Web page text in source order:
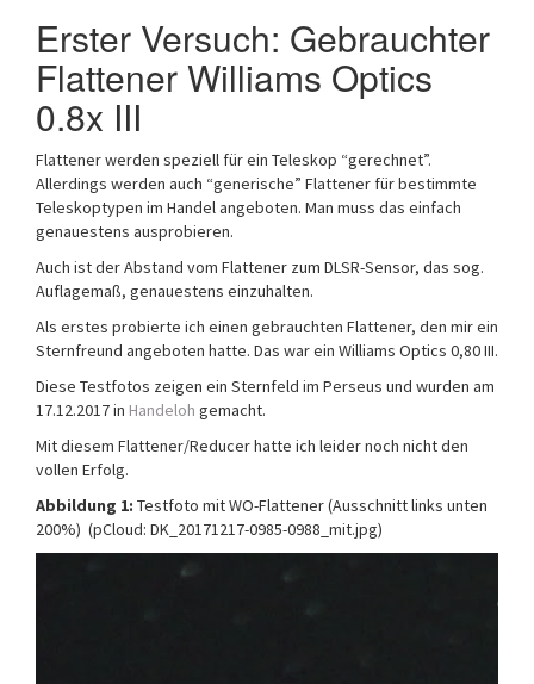
Erster Versuch: Gebrauchter
Flattener Williams Optics
0.8x III
Flattener werden speziell für ein Teleskop “gerechnet”.
Allerdings werden auch “generische” Flattener für bestimmte
Teleskoptypen im Handel angeboten. Man muss das einfach
genauestens ausprobieren.
Auch ist der Abstand vom Flattener zum DLSR-Sensor, das sog.
Auflagemaß, genauestens einzuhalten.
Als erstes probierte ich einen gebrauchten Flattener, den mir ein
Sternfreund angeboten hatte. Das war ein Williams Optics 0,80 III.
Diese Testfotos zeigen ein Sternfeld im Perseus und wurden am
17.12.2017 in Handeloh gemacht.
Mit diesem Flattener/Reducer hatte ich leider noch nicht den
vollen Erfolg.
Abbildung 1: Testfoto mit WO-Flattener (Ausschnitt links unten
200%) (pCloud: DK_20171217-0985-0988_mit.jpg)